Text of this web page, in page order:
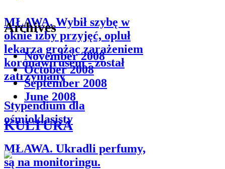
MŁAWA. Wybił szybę w
oknie izby przyjęć, opluł
lekarza grożąc zarażeniem
koronawirusem - został
zatrzymany
Stypendium dla
ośmioklasisty
MŁAWA. Ukradli perfumy,
są na monitoringu.
Archives
November 2008
October 2008
September 2008
June 2008
KULTURA